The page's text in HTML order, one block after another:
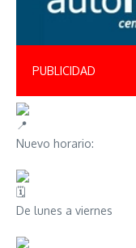
PUBLICIDAD
Nuevo horario:
De lunes a viernes